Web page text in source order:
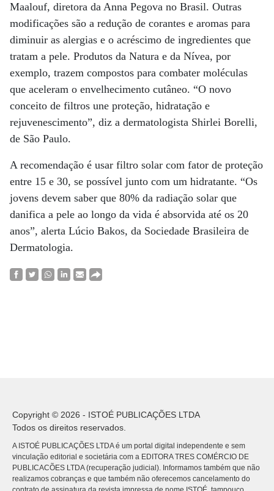
Maalouf, diretora da Anna Pegova no Brasil. Outras
modificações são a redução de corantes e aromas para
diminuir as alergias e o acréscimo de ingredientes que
tratam a pele. Produtos da Natura e da Nívea, por
exemplo, trazem compostos para combater moléculas
que aceleram o envelhecimento cutâneo. “O novo
conceito de filtros une proteção, hidratação e
rejuvenescimento”, diz a dermatologista Shirlei Borelli,
de São Paulo.
A recomendação é usar filtro solar com fator de proteção
entre 15 e 30, se possível junto com um hidratante. “Os
jovens devem saber que 80% da radiação solar que
danifica a pele ao longo da vida é absorvida até os 20
anos”, alerta Lúcio Bakos, da Sociedade Brasileira de
Dermatologia.
Copyright © 2026 - ISTOÉ PUBLICAÇÕES LTDA
Todos os direitos reservados.
A ISTOÉ PUBLICAÇÕES LTDA é um portal digital independente e sem
vinculação editorial e societária com a EDITORA TRES COMÉRCIO DE
PUBLICACÕES LTDA (recuperação judicial). Informamos também que não
realizamos cobranças e que também não oferecemos cancelamento do